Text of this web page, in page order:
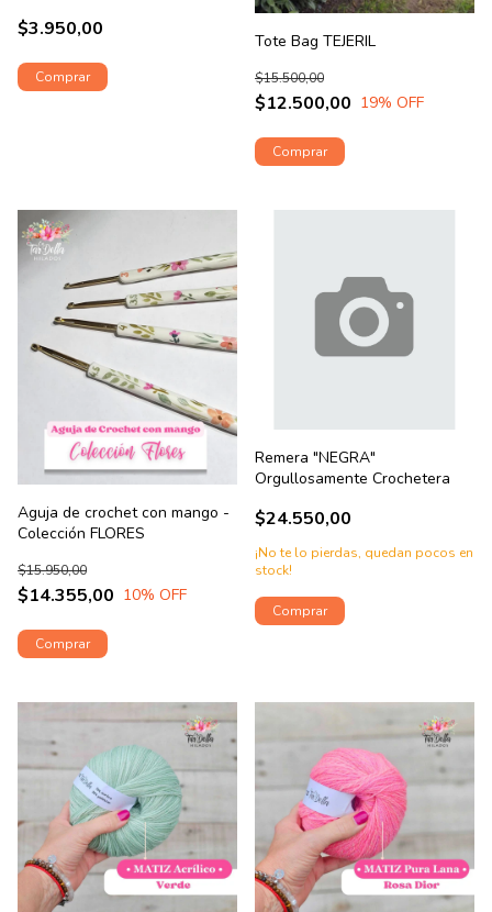
$3.950,00
Tote Bag TEJERIL
$12.500,00
$15.500,00
19% OFF
Aguja de crochet con mango -
Colección FLORES
$14.355,00
$15.950,00
10% OFF
Comprar
Remera "NEGRA"
Orgullosamente Crochetera
$24.550,00
¡No te lo pierdas, quedan pocos en
stock!
Comprar